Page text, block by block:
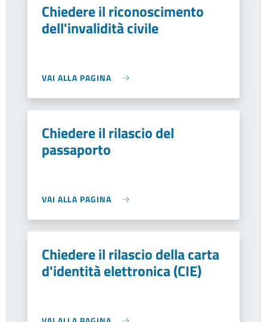
Chiedere il riconoscimento
dell'invalidità civile
VAI ALLA PAGINA
Chiedere il rilascio del
passaporto
VAI ALLA PAGINA
Chiedere il rilascio della carta
d'identità elettronica (CIE)